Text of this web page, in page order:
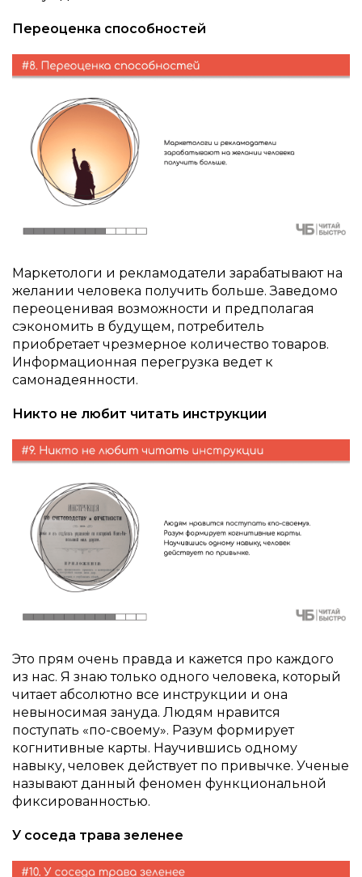
Переоценка способностей
Маркетологи и рекламодатели зарабатывают на
желании человека получить больше. Заведомо
переоценивая возможности и предполагая
сэкономить в будущем, потребитель
приобретает чрезмерное количество товаров.
Информационная перегрузка ведет к
самонадеянности.
Никто не любит читать инструкции
Это прям очень правда и кажется про каждого
из нас. Я знаю только одного человека, который
читает абсолютно все инструкции и она
невыносимая зануда. Людям нравится
поступать «по-своему». Разум формирует
когнитивные карты. Научившись одному
навыку, человек действует по привычке. Ученые
называют данный феномен функциональной
фиксированностью.
У соседа трава зеленее